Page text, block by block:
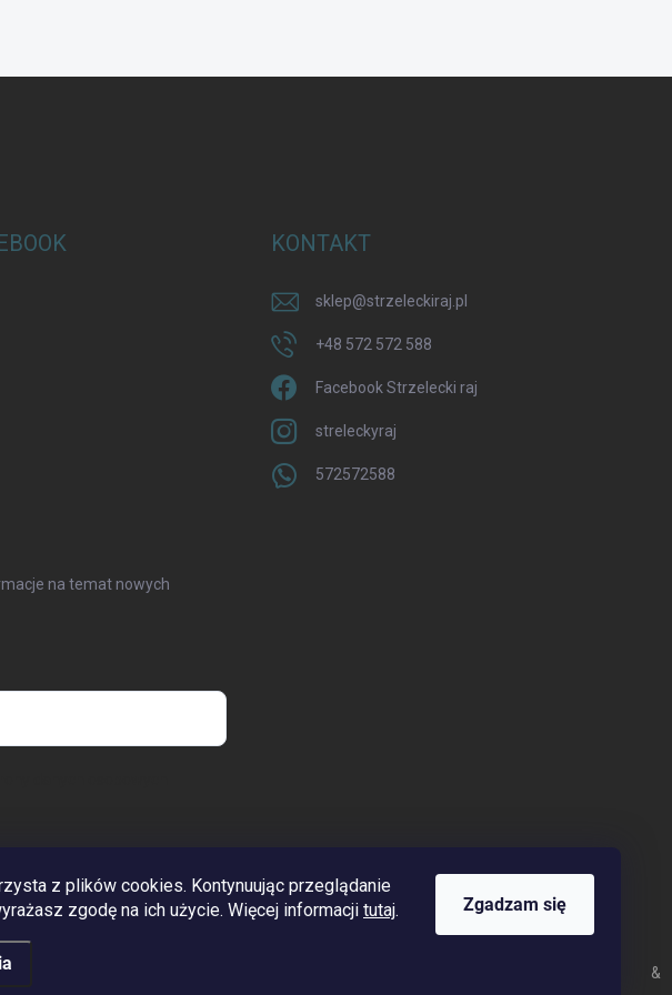
z plików cookies. Kontynuując przeglądanie
zgodę na ich użycie. Więcej informacji tutaj. Zgadzam się
KONTAKT
sklep@strzeleckiraj.pl
+48 572 572 588
Facebook Strzelecki raj
streleckyraj
572572588
na temat nowych
www.streleckyraj.cz | www.streleckyraj.sk | www.strzeleckiraj.pl
&